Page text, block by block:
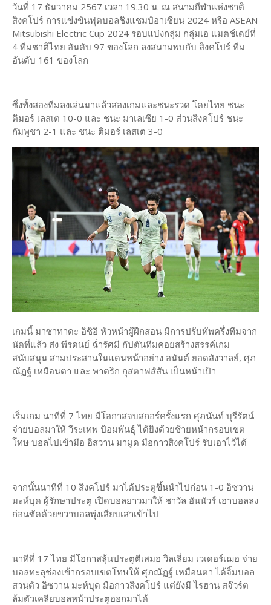
วันที่ 17 ธันวาคม 2567 เวลา 19.30 น. ณ สนามกีฬาแห่งชาติ
สิงคโปร์ การแข่งขันฟุตบอลชิงแชมป์อาเซียน 2024 หรือ ASEAN
Mitsubishi Electric Cup 2024 รอบแบ่งกลุ่ม กลุ่มเอ แมตช์เดย์ที่
4 ทีมชาติไทย อันดับ 97 ของโลก ลงสนามพบกับ สิงคโปร์ ทีม
อันดับ 161 ของโลก
ซึ่งทั้งสองทีมลงเล่นมาแล้วสองเกมและชนะรวด โดยไทย ชนะ
ติมอร์ เลสเต 10-0 และ ชนะ มาเลเซีย 1-0 ส่วนสิงคโปร์ ชนะ
กัมพูชา 2-1 และ ชนะ ติมอร์ เลสเต 3-0
เกมนี้ มาซาทาดะ อิชิอิ หัวหน้าผู้ฝึกสอน มีการปรับทัพครึ่งทีมจาก
นัดที่แล้ว ส่ง พีรดนย์ ฉ่ำรัศมี กัปตันทีมคอยสร้างสรรค์เกม
สนับสนุน สามประสานในแดนหน้าอย่าง อนันต์ ยอดสังวาลย์, ศุภ
ณัฏฐ์ เหมือนตา และ พาตริก กุสตาฟส์สัน เป็นหน้าเป้า
เริ่มเกม นาทีที่ 7 ไทย มีโอกาสจบสกอร์ครั้งแรก ศุภนันท์ บุรีรัตน์
จ่ายบอลมาให้ วีระเทพ ป้อมพันธุ์ ได้ยิงด้วยซ้ายหน้ากรอบเขต
โทษ บอลไปเข้ามือ อิสวาน มามูด มือกาวสิงคโปร์ รับเอาไว้ได้
จากนั้นนาทีที่ 10 สิงคโปร์ มาได้ประตูขึ้นนำไปก่อน 1-0 อิซวาน
มะห์บุด ผู้รักษาประตู เปิดบอลยาวมาให้ ชาวัล อันนัวร์ เอาบอลลง
ก่อนซัดด้วยขวาบอลพุ่งเสียบเสาเข้าไป
นาทีที่ 17 ไทย มีโอกาสลุ้นประตูตีเสมอ วิลเลี่ยม เวเดอร์เฌอ จ่าย
บอลทะลุช่องเข้ากรอบเขตโทษให้ ศุภณัฏฐ์ เหมือนตา ได้จิ้มบอล
สวนตัว อิซวาน มะห์บุด มือกาวสิงคโปร์ แต่ยังมี ไรฮาน สจ๊วร์ต
ล้มตัวเคลียบอลหน้าประตูออกมาได้